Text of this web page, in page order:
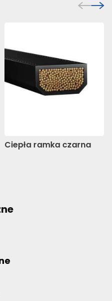
Ciepła ramka czarna